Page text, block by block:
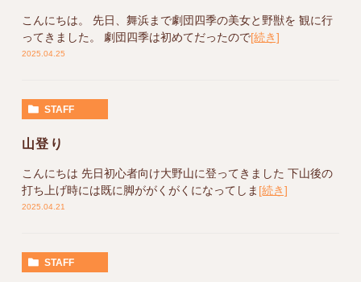
こんにちは。 先日、舞浜まで劇団四季の美女と野獣を 観に行
ってきました。 劇団四季は初めてだったので[続き]
2025.04.25
STAFF
山登り
こんにちは 先日初心者向け大野山に登ってきました 下山後の
打ち上げ時には既に脚ががくがくになってしま [続き]
2025.04.21
STAFF